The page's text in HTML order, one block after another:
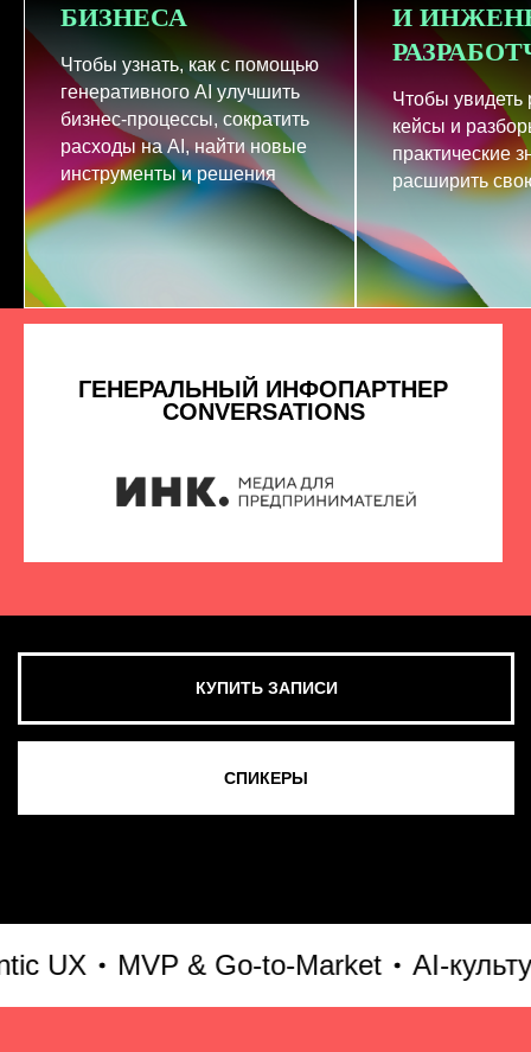
БИЗНЕСА
Чтобы узнать, как с помощью
генеративного AI улучшить
бизнес-процессы, сократить
расходы на AI, найти новые
инструменты и решения
И
Чтобы увидеть
кейсы и
практические
расширить
MVP & Go-to-Market AI-культура